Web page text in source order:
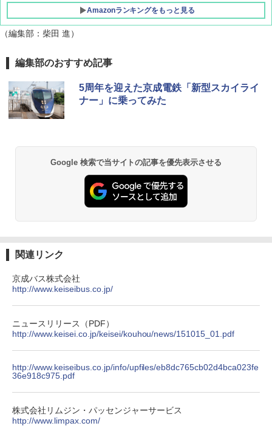
Amazonランキングをもっと見る
[キャンパーズコレクション 山善] テント ワ
ンタッチ 遮光率99.99%以上・UVカット率9
9.9%生地採用 ブラックコーティング 4人用
パッとサッとテントキューブ プレミアム PAT
CW-P150B
PYKES PEAK (パイクスピーク) ポップアッ
プ テント サンシェード 簡易テント 【一瞬で
パッと広がる 簡単設営】 2~3人用 UVカット
紫外線対策 日よけ 防虫 撥水 ビーチ ピクニッ
ク ペグ・キャリーバッグ付き (2-3P/アプリコ
ットベージュ/2-3P)
500002(88859)
イドプラス ブラックコーティング フルクロ
￥15,990
DEWEL パラソル 大型 ビーチ アウトドアパ
ラソル ガーデン サイトシート付 折りたたみ
防水 UVカット 4段階高さ調整 軽量 収納袋付
き
GRANDOOR ステンレス保冷剤 2個セット 2
026リニューアル 急速冷凍 空間倍増 衛生的
コンパクト 保冷力長持ち
￥2,980
防災用品 長期保存可能 緊急時用 日本国内発
￥3,680
1cm ソフト 2個セット (2個セット)
（編集部：柴田 進）
編集部のおすすめ記事
5周年を迎えた京成電鉄「新型スカイライ
ナー」に乗ってみた
Google 検索で当サイトの記事を優先表示させる
関連リンク
京成バス株式会社
http://www.keiseibus.co.jp/
ニュースリリース（PDF）
http://www.keisei.co.jp/keisei/kouhou/news/151015_01.pdf
http://www.keiseibus.co.jp/info/upfiles/eb8dc765cb02d4bca023fe
36e918c975.pdf
株式会社リムジン・パッセンジャーサービス
http://www.limpax.com/